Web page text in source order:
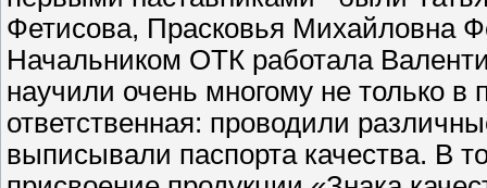
Фетисова, Прасковья Михайловна
Начальником ОТК работала
научили очень многому не только
ответственная: проводили
выписывали паспорта качества. В